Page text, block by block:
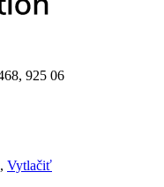
925 06
, Vytlačiť